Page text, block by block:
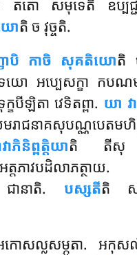
តោ សមុទេតិ ឧប្បជ្
ោតិ ច វុច្ចតិ.
ាបិ កាចិ សុគតិយោតិ
ាទយោ អប្បេសក្ខា កប
ខបីឡិតា វេទិតព្ពា. យា វ
រាជនាគសុបណ្ណបេតមហិ
ាភិនិព្ពត្តិយាតិ តីសុ
ភាវបដិលាភត្ថាយ.
ជានាតិ. បស្សតីតិ សម
ោសល្លសម្ភូតា. អកុស